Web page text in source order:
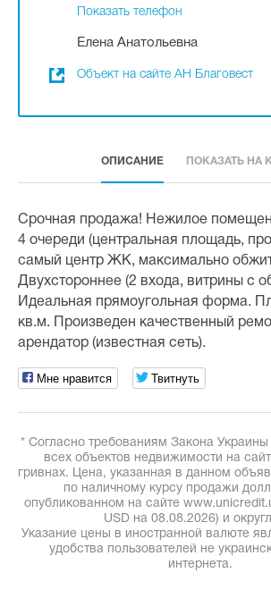
Показать телефон
Елена Анатольевна
Объект на сайте АН Благовест
ОПИСАНИЕ ПОКАЗАТЬ НА
Срочная продажа! Нежилое
4 очереди (центральная площадь,
самый центр ЖК, максимально
Двухстороннее (2 входа, витрины с
Идеальная прямоугольная форма.
кв.м. Произведен качественный
арендатор (известная сеть).
Мне нравится Твитнуть
* Согласно требованиям Закона
всех объектов недвижимости на
гривнах. Цена, указанная в данном
по наличному курсу продажи
опубликованном на сайте
USD на 08.08.2026) и
Указание цены в иностранной валюте
удобства пользователей не
интернета.